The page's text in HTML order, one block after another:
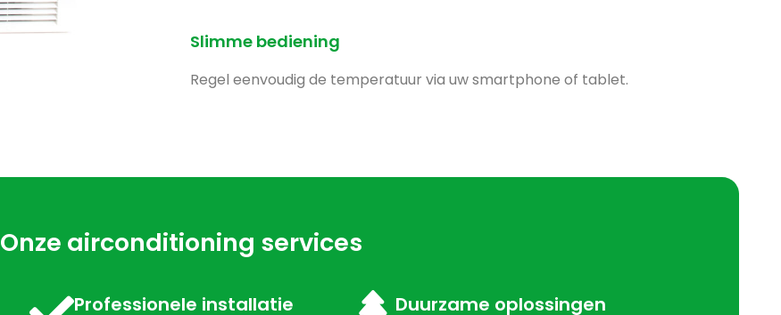
Slimme bediening
Regel eenvoudig de temperatuur via uw smartphone of tablet.
Onze airconditioning services
Professionele installatie Duurzame oplossingen